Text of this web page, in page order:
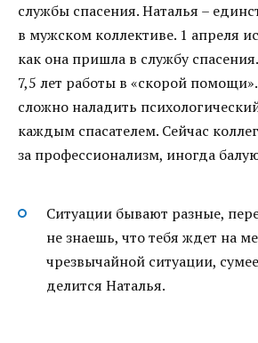
службы спасения. Наталья –
в мужском коллективе. 1 апреля
как она пришла в службу
7,5 лет работы в «скорой
сложно наладить
каждым спасателем. Сейчас
за профессионализм, иногда
Ситуации бывают разные,
не знаешь, что тебя ждет на
чрезвычайной ситуации,
делится Наталья.